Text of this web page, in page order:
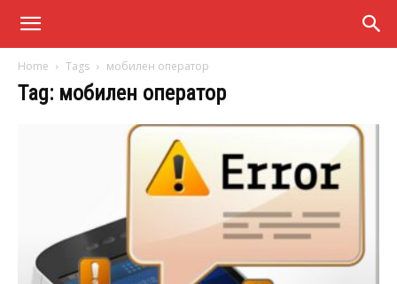
Home Tags мобилен оператор
Tag: мобилен оператор